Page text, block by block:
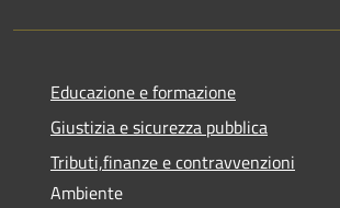
Educazione e formazione
Giustizia e sicurezza pubblica
Tributi,finanze e contravvenzioni
Ambiente